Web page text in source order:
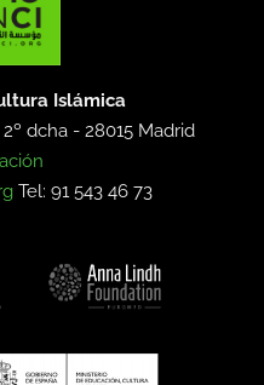
Islámica
2º dcha -28015 Madrid
Tel: 91 543 46 73